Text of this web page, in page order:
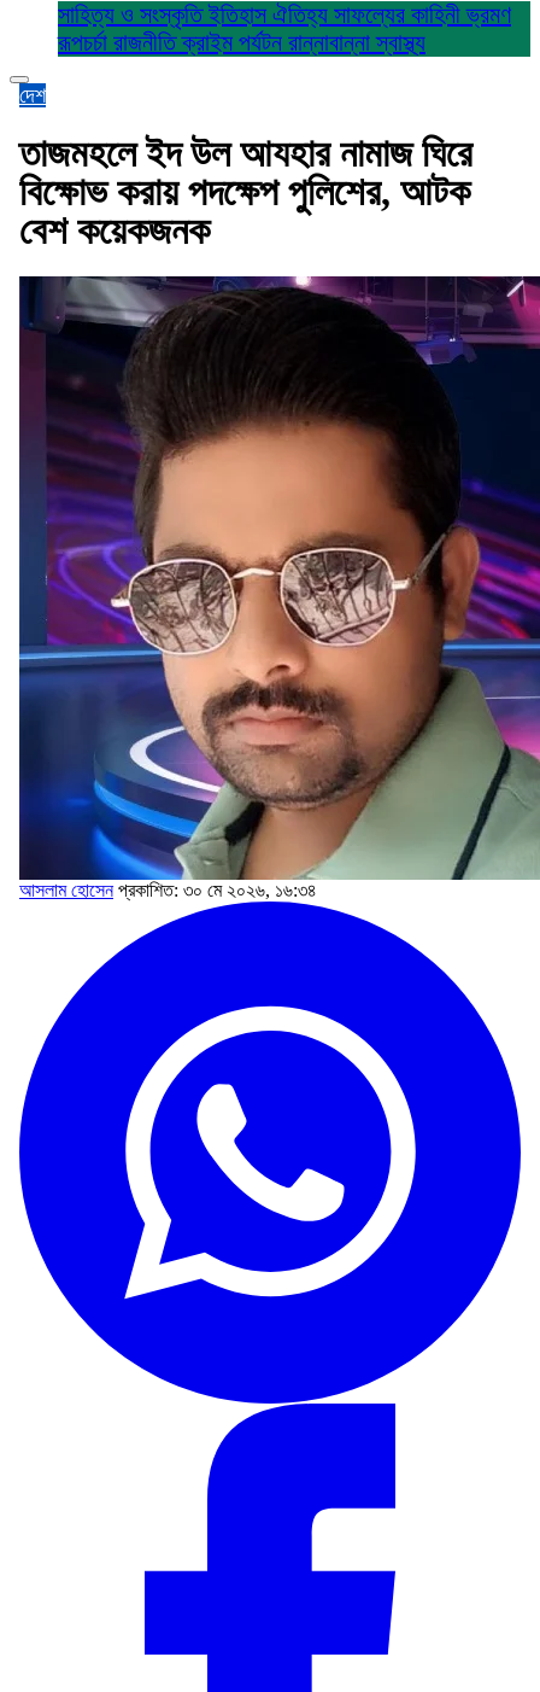
সাহিত্য ও সংস্কৃতিইতিহাস ঐতিহ্য সাফল্যের কাহিনীভ্রমণ
রূপচর্চা রাজনীতিক্রাইম পর্যটন রান্নাবান্নাস্বাস্থ্য
দেশ
তাজমহলে ইদ উল আযহার নামাজ ঘিরে
বিক্ষোভ করায় পদক্ষেপ পুলিশের, আটক
বেশ কয়েকজনক
আসলাম হোসেন প্রকাশিত: ৩০ মে ২০২৬, ১৬:৩৪